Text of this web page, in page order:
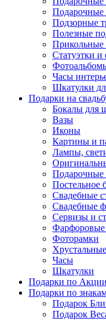
Подарочные
Подзорные
Полезные
Прикольные
Статуэтки и
Часы
Шкатулки
Подарки на
Бокалы для
Вазы
Иконы
Картины и
Лампы,
Подарочные
Постельное
Свадебные
Свадебные
Сервизы и
Фарфоровые
Фоторамки
Часы
Шкатулки
Подарки по
Подарки по
Подарок
Подарок